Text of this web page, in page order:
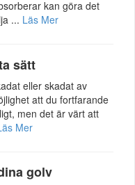
kan göra det
... Läs Mer
sätt
eller skadat av
att du fortfarande
men det är värt att
Mer
golv